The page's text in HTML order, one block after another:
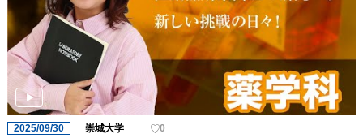
2025/09/30 崇城大学
0